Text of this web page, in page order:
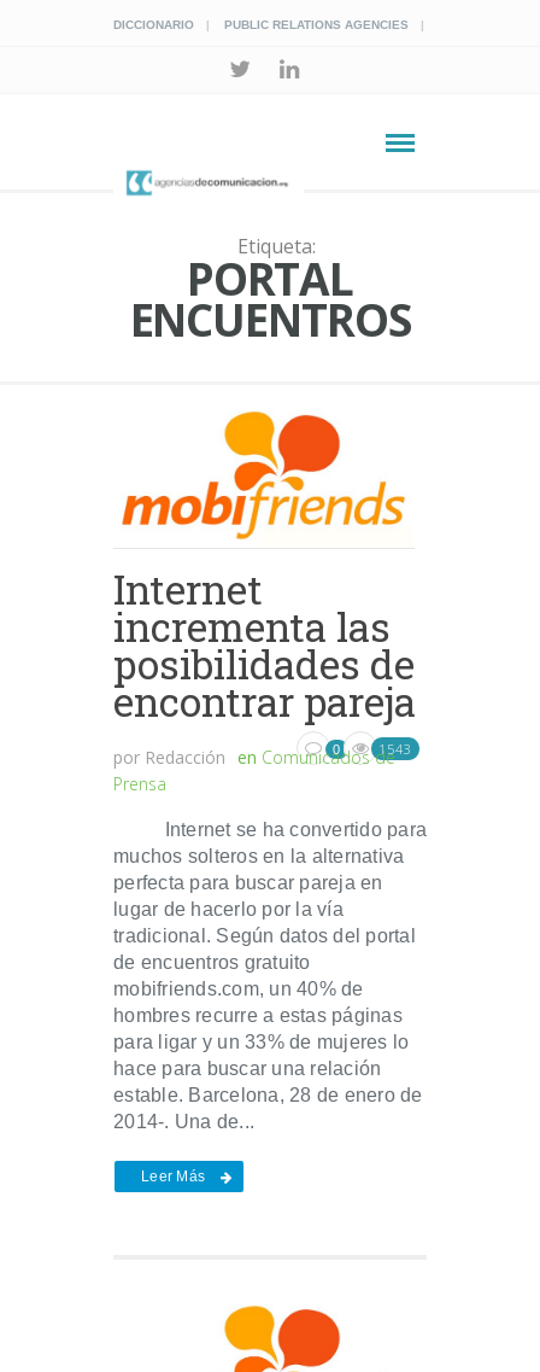
DICCIONARIO PUBLIC RELATIONS AGENCIES
Etiqueta:
PORTAL
ENCUENTROS
Internet
incrementa las
posibilidades de
encontrar pareja
por Redacción en Comunicados de
Prensa
0 1543
Internet se ha convertido para
muchos solteros en la alternativa
perfecta para buscar pareja en
lugar de hacerlo por la vía
tradicional. Según datos del portal
de encuentros gratuito
mobifriends.com, un 40% de
hombres recurre a estas páginas
para ligar y un 33% de mujeres lo
hace para buscar una relación
estable. Barcelona, 28 de enero de
2014-. Una de...
Leer Más